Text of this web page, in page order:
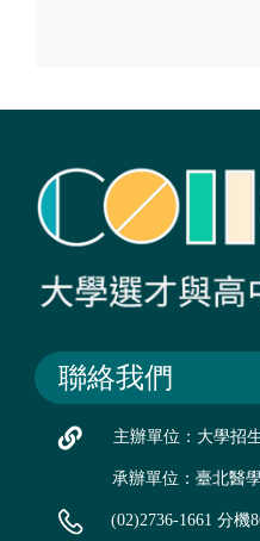
聯絡我們
主辦單位：大學招
承辦單位：臺北醫
(02)2736-1661 分機